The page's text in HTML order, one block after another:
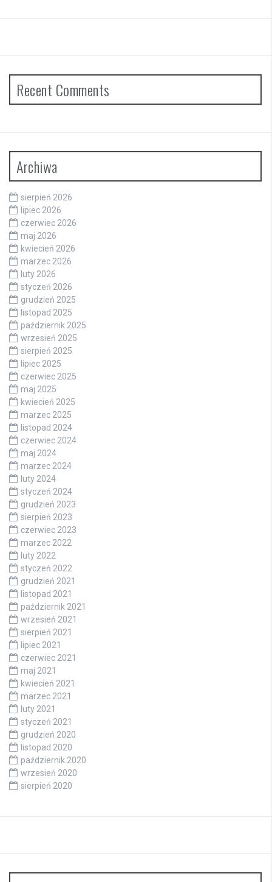
Recent Comments
Archiwa
sierpień 2026
lipiec 2026
czerwiec 2026
maj 2026
kwiecień 2026
marzec 2026
luty 2026
styczeń 2026
grudzień 2025
listopad 2025
październik 2025
wrzesień 2025
sierpień 2025
lipiec 2025
czerwiec 2025
maj 2025
kwiecień 2025
marzec 2025
listopad 2024
czerwiec 2024
maj 2024
marzec 2024
luty 2024
styczeń 2024
grudzień 2023
sierpień 2023
czerwiec 2023
marzec 2022
luty 2022
styczeń 2022
grudzień 2021
listopad 2021
październik 2021
wrzesień 2021
sierpień 2021
lipiec 2021
czerwiec 2021
maj 2021
kwiecień 2021
marzec 2021
luty 2021
styczeń 2021
grudzień 2020
listopad 2020
październik 2020
wrzesień 2020
sierpień 2020